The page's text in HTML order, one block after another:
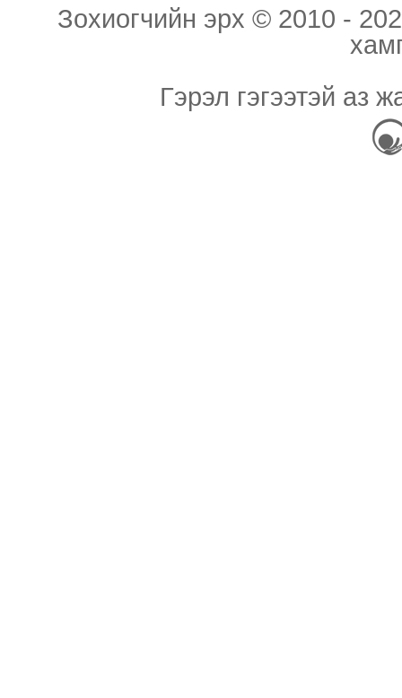
Зохиогчийн эрх © 2010 -
Гэрэл гэгээтэй аз